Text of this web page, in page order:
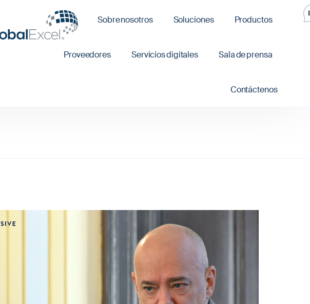
Sobre nosotros Soluciones Productos
Proveedores Servicios digitales Sala de prensa
Contáctenos